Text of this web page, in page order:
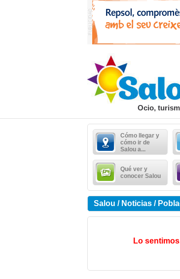
Ocio,
Cómo llegar y
cómo ir de
Salou a...
Qué ver y
conocer Salou
Salou / Noticias /
Lo